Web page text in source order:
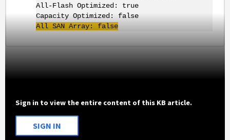
All-Flash Optimized: true
Capacity Optimized: false
All SAN Array: false
Sign in to view the entire content of this KB article.
SIGN IN